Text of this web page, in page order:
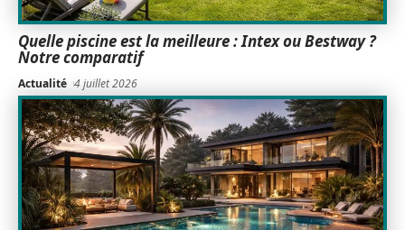
Quelle piscine est la meilleure : Intex ou Bestway ?
Notre comparatif
Actualité 4 juillet 2026